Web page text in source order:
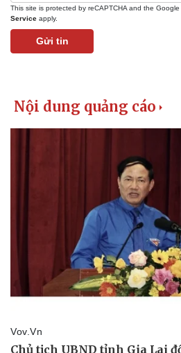
Bóng đá
Lịch thi đấu bóng đá
This site is protected by reCAPTCHA and the Google
Service apply.
Gửi tin